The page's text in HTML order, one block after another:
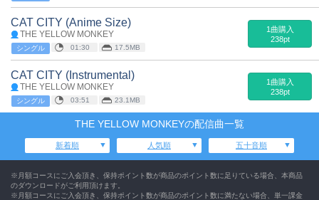
CAT CITY (Anime Size)
THE YELLOW MONKEY
シングル 01:30 17.5MB
1曲購入
238pt
CAT CITY (Instrumental)
THE YELLOW MONKEY
シングル 03:51 23.1MB
1曲購入
238pt
THE YELLOW MONKEYの配信曲一覧
新着順 人気順 五十音順
※月額コースにご入会頂き、保持ポイント数が商品のポイント数に足りている場合、本商品
のダウンロードがご利用頂けます。
※月額コースにご入会頂き、保持ポイント数が商品のポイント数に満たない場合、単一課金